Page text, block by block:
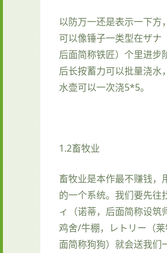
以防万一还是表示一下方
可以像锤子一类型在ザナ
后面简称铁匠）个里进步
后长按蓄力可以批量浇水
水壶可以一次浇5*5。
1.2畜牧业
畜牧业是本作最不赚钱，
的一个系统。我们要先往
ィ（诺蒂，后面简称设筑
鸡舍/牛棚，レトリー（
面简称狗狗）就会送我们